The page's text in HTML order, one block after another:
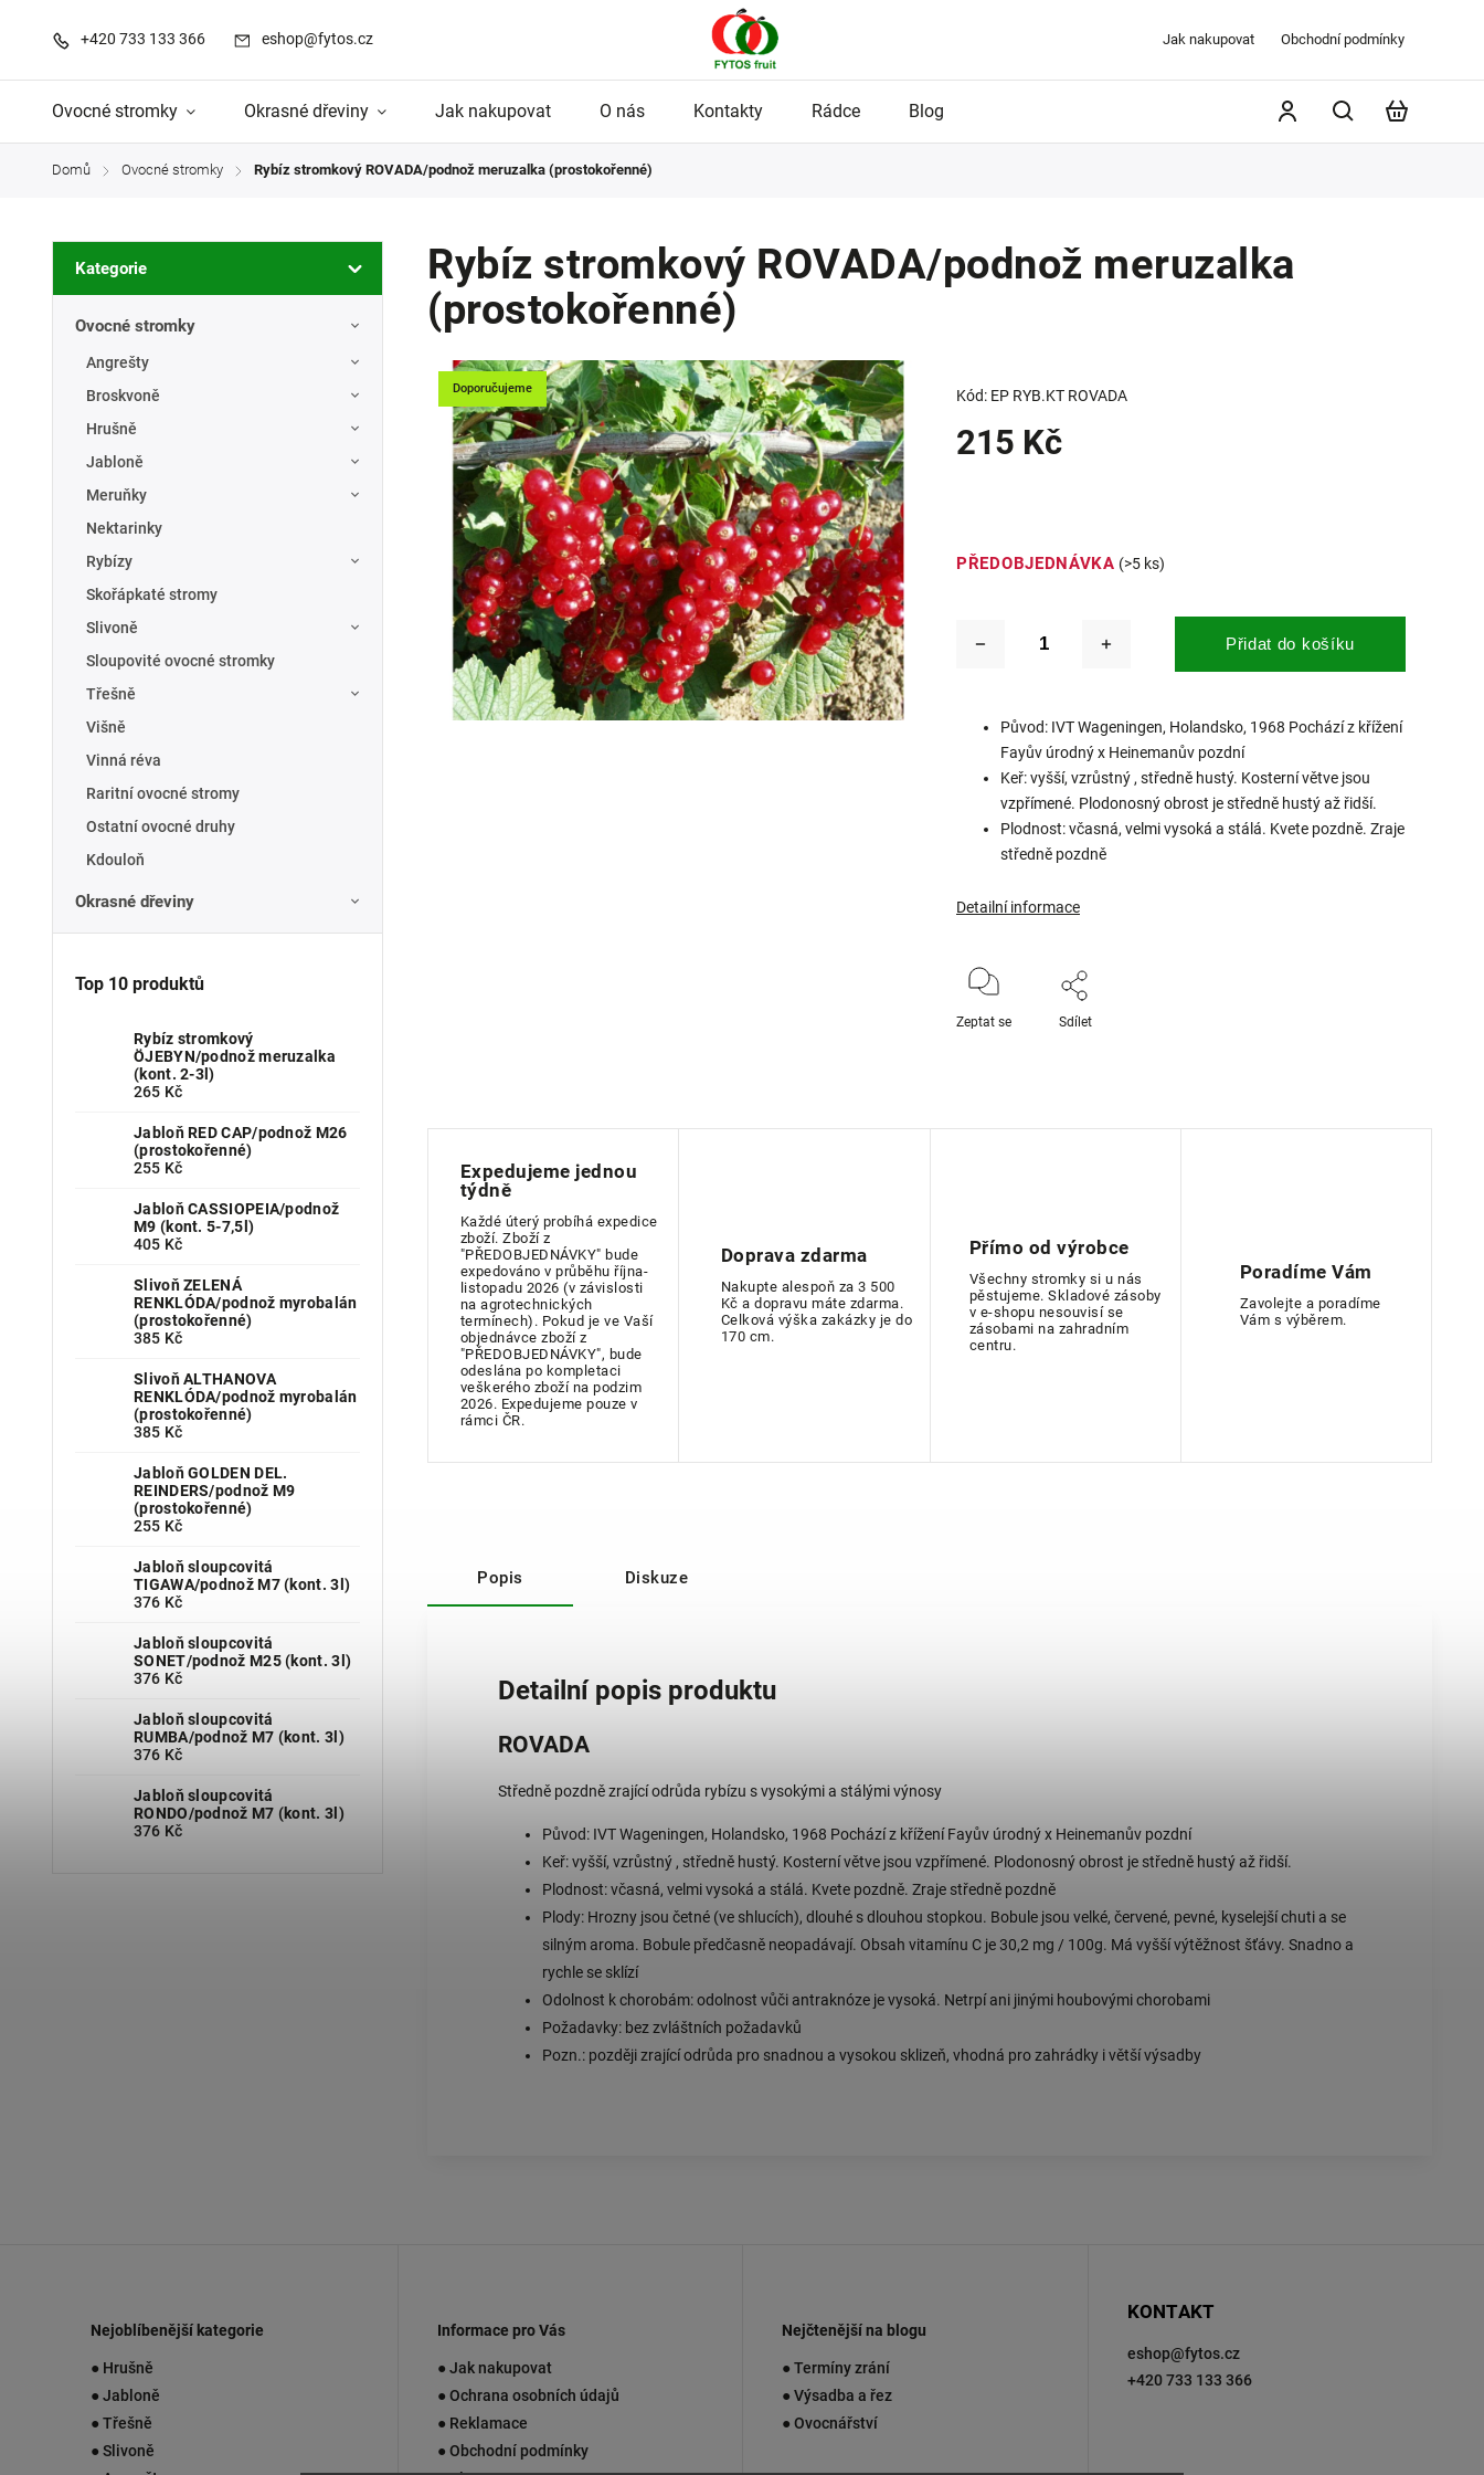
+420 733 133 366 eshop@fytos.cz Jak nakupovat Obchodní podmínky
Ovocné stromky Okrasné dřeviny Jak nakupovat O nás Kontakty Rádce Blog
Domů / Ovocné stromky / Rybíz stromkový ROVADA/podnož meruzalka (prostokořenné)
Kategorie
Ovocné stromky
Angrešty
Broskvoně
Hrušně
Jabloně
Meruňky
Nektarinky
Rybízy
Skořápkaté stromy
Slivoně
Sloupovité ovocné stromky
Třešně
Višně
Vinná réva
Raritní ovocné stromy
Ostatní ovocné druhy
Kdouloň
Okrasné dřeviny
Top 10 produktů
Rybíz stromkový
ÖJEBYN/podnož meruzalka
(kont. 2-3l)
265 Kč
Jabloň RED CAP/podnož M26
(prostokořenné)
255 Kč
Jabloň CASSIOPEIA/podnož
M9 (kont. 5-7,5l)
405 Kč
Slivoň ZELENÁ
RENKLÓDA/podnož myrobalán
(prostokořenné)
385 Kč
Slivoň ALTHANOVA
RENKLÓDA/podnož myrobalán
(prostokořenné)
385 Kč
Jabloň GOLDEN DEL.
REINDERS/podnož M9
(prostokořenné)
255 Kč
Jabloň sloupcovitá
TIGAWA/podnož M7 (kont. 3l)
376 Kč
Jabloň sloupcovitá
SONET/podnož M25 (kont. 3l)
376 Kč
Jabloň sloupcovitá
RUMBA/podnož M7 (kont. 3l)
376 Kč
Jabloň sloupcovitá
RONDO/podnož M7 (kont. 3l)
376 Kč
Rybíz stromkový ROVADA/podnož meruzalka
(prostokořenné)
Doporučujeme Kód: EP RYB.KT ROVADA
215 Kč
PŘEDOBJEDNÁVKA (>5 ks)
Přidat do košíku
Původ: IVT Wageningen, Holandsko, 1968 Pochází z křížení
Fayův úrodný x Heinemanův pozdní
Keř: vyšší, vzrůstný , středně hustý. Kosterní větve jsou
vzpřímené. Plodonosný obrost je středně hustý až řidší.
Plodnost: včasná, velmi vysoká a stálá. Kvete pozdně. Zraje
středně pozdně
Detailní informace
Zeptat se Sdílet
Expedujeme jednou
týdně
Každé úterý probíhá expedice
zboží. Zboží z
"PŘEDOBJEDNÁVKY" bude
expedováno v průběhu října-
listopadu 2026 (v závislosti
na agrotechnických
termínech). Pokud je ve Vaší
objednávce zboží z
"PŘEDOBJEDNÁVKY", bude
odeslána po kompletaci
veškerého zboží na podzim
2026. Expedujeme pouze v
rámci ČR.
Doprava zdarma
Nakupte alespoň za 3 500
Kč a dopravu máte zdarma.
Celková výška zakázky je do
170 cm.
Přímo od výrobce
Všechny stromky si u nás
pěstujeme. Skladové zásoby
v e-shopu nesouvisí se
zásobami na zahradním
centru.
Poradíme Vám
Zavolejte a poradíme
Vám s výběrem.
Popis Diskuze
Detailní popis produktu
ROVADA
Středně pozdně zrající odrůda rybízu s vysokými a stálými výnosy
Původ: IVT Wageningen, Holandsko, 1968 Pochází z křížení Fayův úrodný x Heinemanův pozdní
Keř: vyšší, vzrůstný , středně hustý. Kosterní větve jsou vzpřímené. Plodonosný obrost je středně hustý až řidší.
Plodnost: včasná, velmi vysoká a stálá. Kvete pozdně. Zraje středně pozdně
Plody: Hrozny jsou četné (ve shlucích), dlouhé s dlouhou stopkou. Bobule jsou velké, červené, pevné, kyselejší chuti a se
silným aroma. Bobule předčasně neopadávají. Obsah vitamínu C je 30,2 mg / 100g. Má vyšší výtěžnost šťávy. Snadno a
rychle se sklízí
Odolnost k chorobám: odolnost vůči antraknóze je vysoká. Netrpí ani jinými houbovými chorobami
Požadavky: bez zvláštních požadavků
Pozn.: později zrající odrůda pro snadnou a vysokou sklizeň, vhodná pro zahrádky i větší výsadby
Nejoblíbenější kategorie
● Hrušně
● Jabloně
● Třešně
● Slivoně
Informace pro Vás
● Jak nakupovat
● Ochrana osobních údajů
● Reklamace
● Obchodní podmínky
Nejčtenější na blogu
● Termíny zrání
● Výsadba a řez
● Ovocnářství
KONTAKT
eshop@fytos.cz
+420 733 133 366